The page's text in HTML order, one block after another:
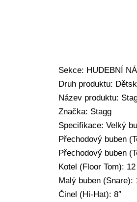
Sekce: HUDEBNÍ
Druh produktu:
Název produktu:
Značka: Stagg
Specifikace: Velký
Přechodový buben
Přechodový buben
Kotel (Floor Tom):
Malý buben (Snare):
Činel (Hi-Hat): 8″